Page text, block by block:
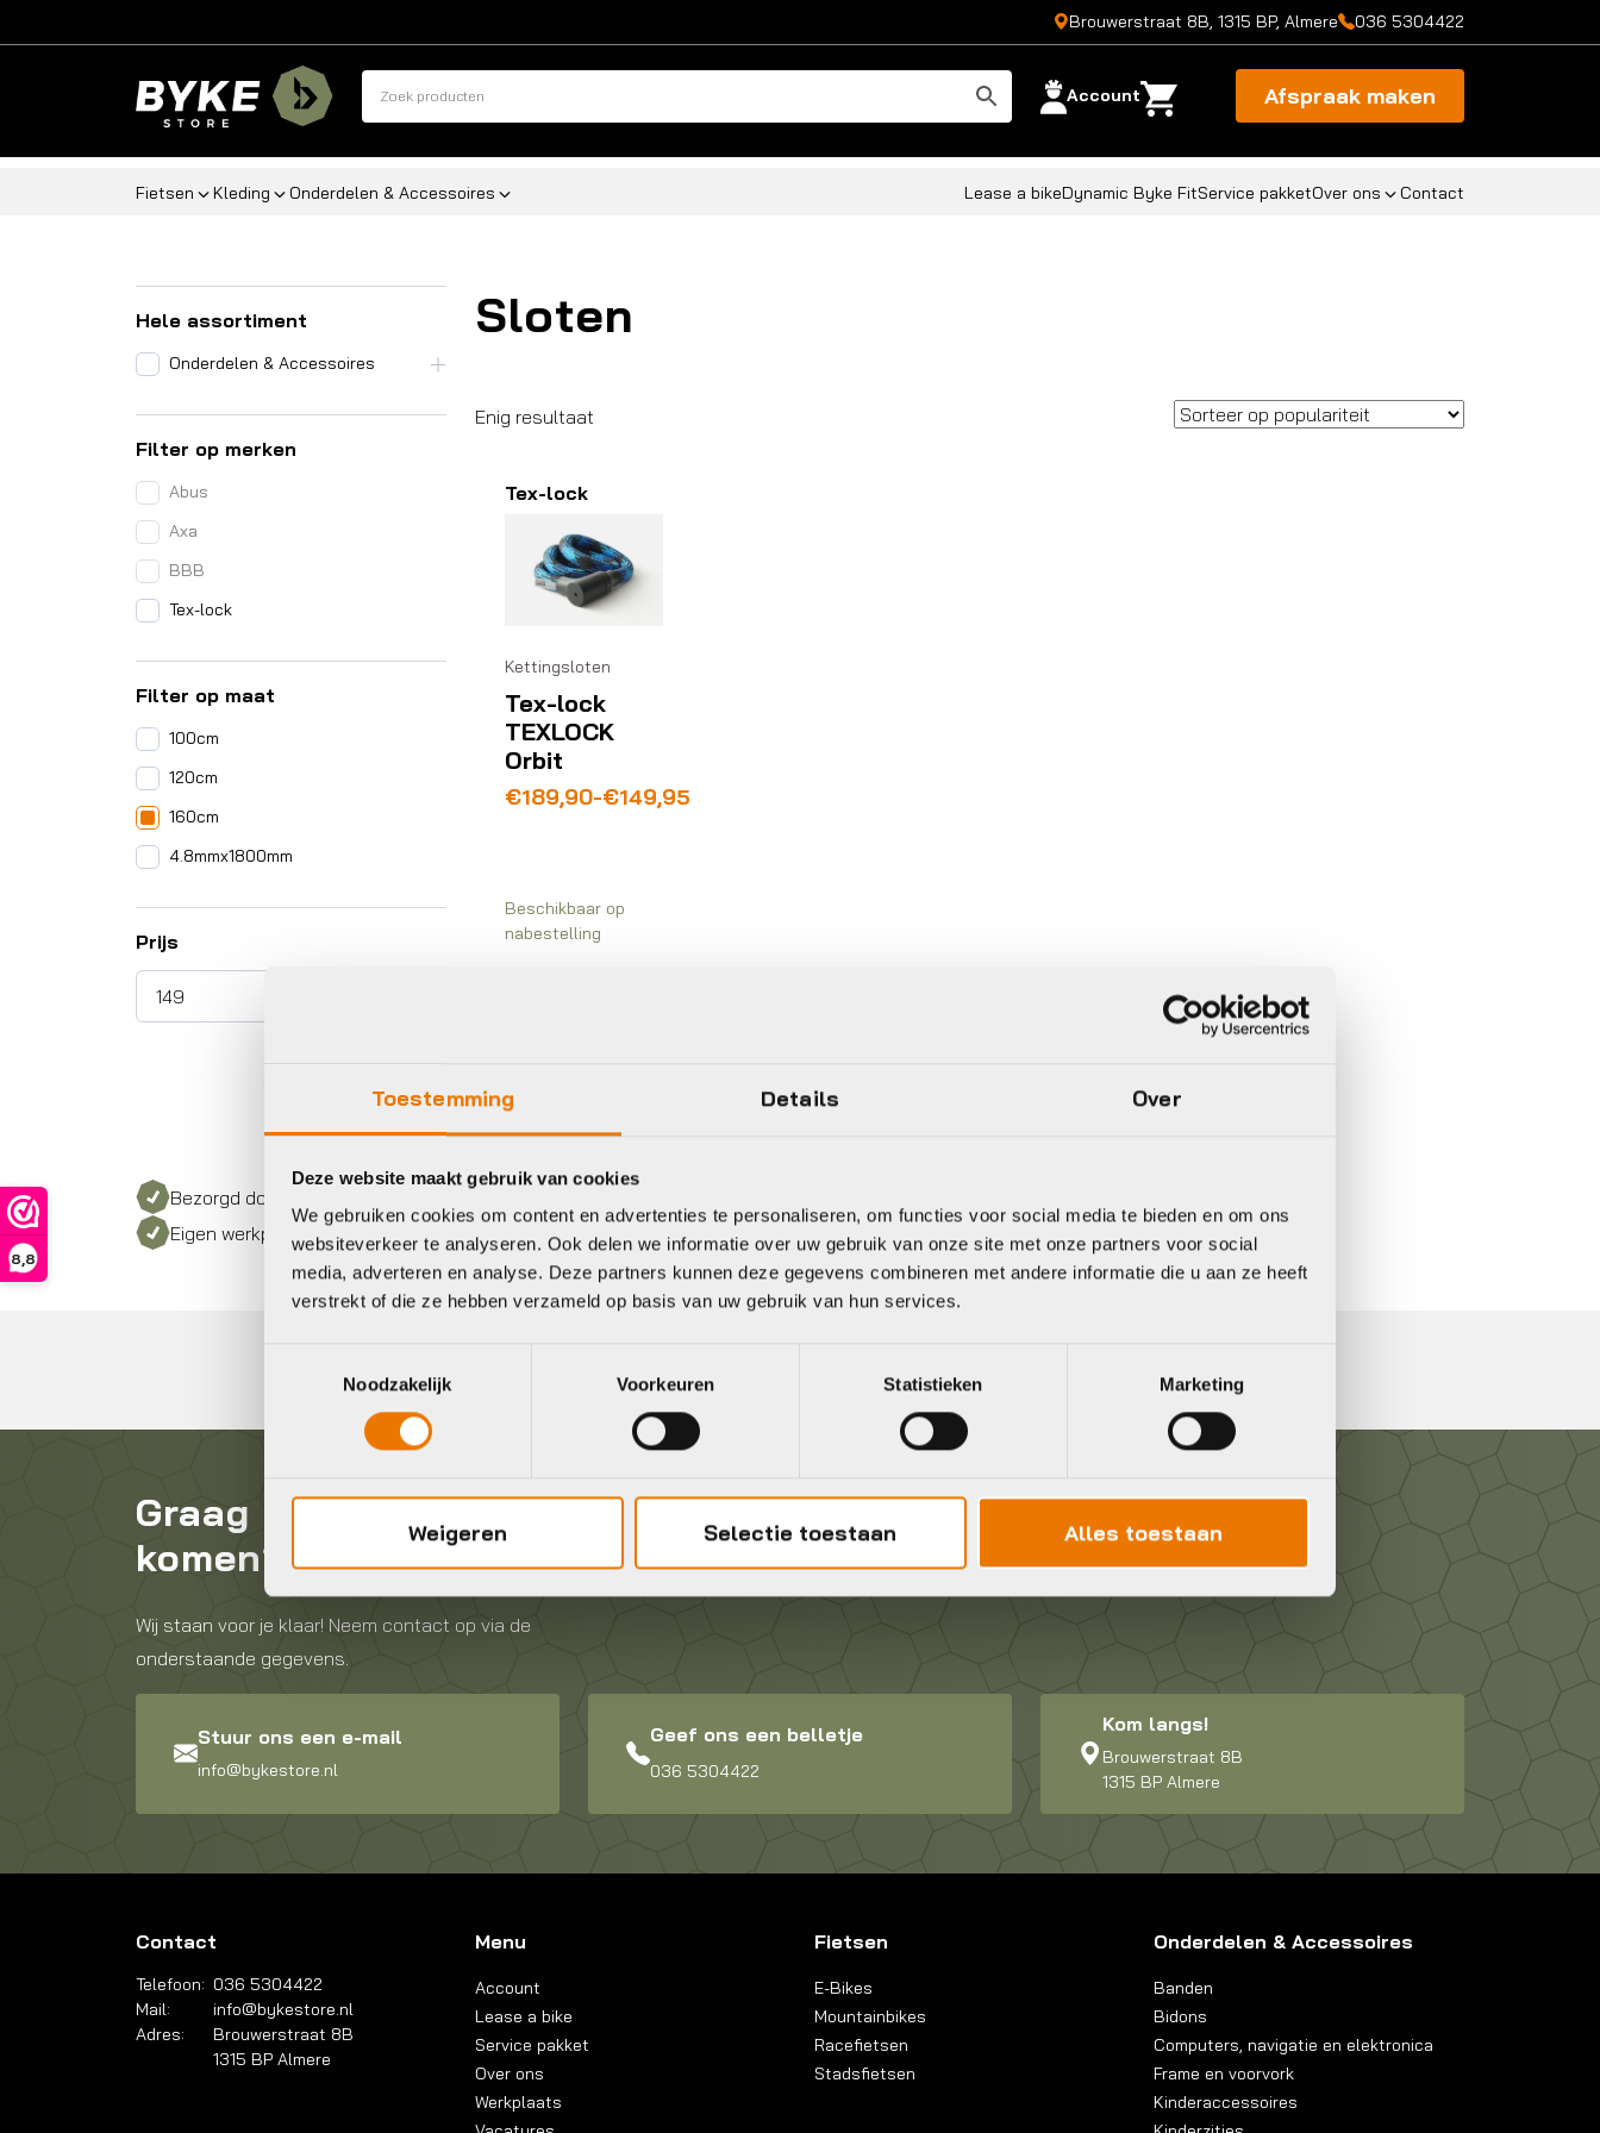
Toestemming Details Over
Deze website maakt gebruik van cookies
We gebruiken cookies om content en advertenties te personaliseren, om functies voor social media te bieden en om ons
websiteverkeer te analyseren. Ook delen we informatie over uw gebruik van onze site met onze partners voor social
media, adverteren en analyse. Deze partners kunnen deze gegevens combineren met andere informatie die u aan ze heeft
verstrekt of die ze hebben verzameld op basis van uw gebruik van hun services.
Noodzakelijk
Voorkeuren Statistieken Marketing
Weigeren Selectie toestaan Alles toestaan
8,8
Brouwerstraat 8B, 1315 BP, Almere 036 5304422
Account Afspraak maken
Fietsen Kleding Onderdelen & Accessoires Lease a bikeDynamic Byke FitService pakketOver ons Contact
Hele assortiment
Onderdelen & Accessoires
Filter op merken
Abus
Axa
BBB
Tex-lock
Filter op maat
100cm
120cm
160cm
4.8mmx1800mm
Prijs
Sloten
Enig resultaat
Tex-lock
Kettingsloten
Tex-lock
TEXLOCK
Orbit
€149,95
-
€189,90
Prijsklasse:
Beschikbaar op
nabestelling
Bezorgd door heel Nederland
Eigen werkplaats met gecertificeerd personeel
Graag in contact
komen?
Wij staan voor je klaar! Neem contact op via de
onderstaande gegevens.
Stuur ons een e-mail
info@bykestore.nl
Geef ons een belletje
036 5304422
Kom langs!
Brouwerstraat 8B
1315 BP Almere
Contact
Telefoon: 036 5304422
Mail:
info@bykestore.nl
Adres:
Brouwerstraat 8B
1315 BP Almere
Menu
Account
Lease a bike
Service pakket
Over ons
Werkplaats
Fietsen
E-Bikes
Mountainbikes
Racefietsen
Stadsfietsen
Onderdelen & Accessoires
Banden
Bidons
Computers, navigatie en elektronica
Frame en voorvork
Kinderaccessoires